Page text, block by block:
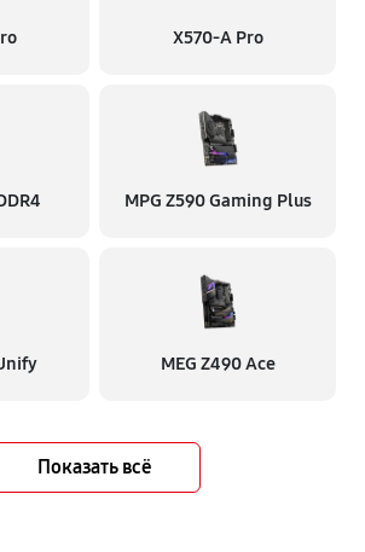
X570-A Pro
MPG Z590 Gaming Plus
MEG Z490 Ace
Показать всё